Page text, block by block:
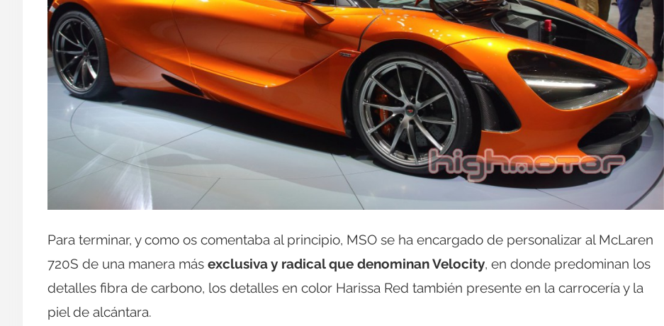
Para terminar, y como os comentaba al principio, MSO se ha encargado de personalizar al McLaren
720S de una manera más exclusiva y radical que denominan Velocity, en donde predominan los
detalles fibra de carbono, los detalles en color Harissa Red también presente en la carrocería y la
piel de alcántara.